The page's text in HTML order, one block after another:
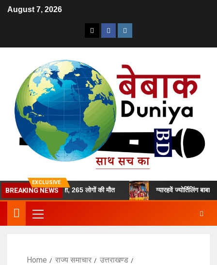
August 7, 2026
EXCLUSIVE
BREAKING NEWS
में क्रैश, 265 लोगों की मौत ग्यारहवें ज्योर्तिलिंग बाबा केदार के
Home राज्य समाचार
उत्तराखण्ड